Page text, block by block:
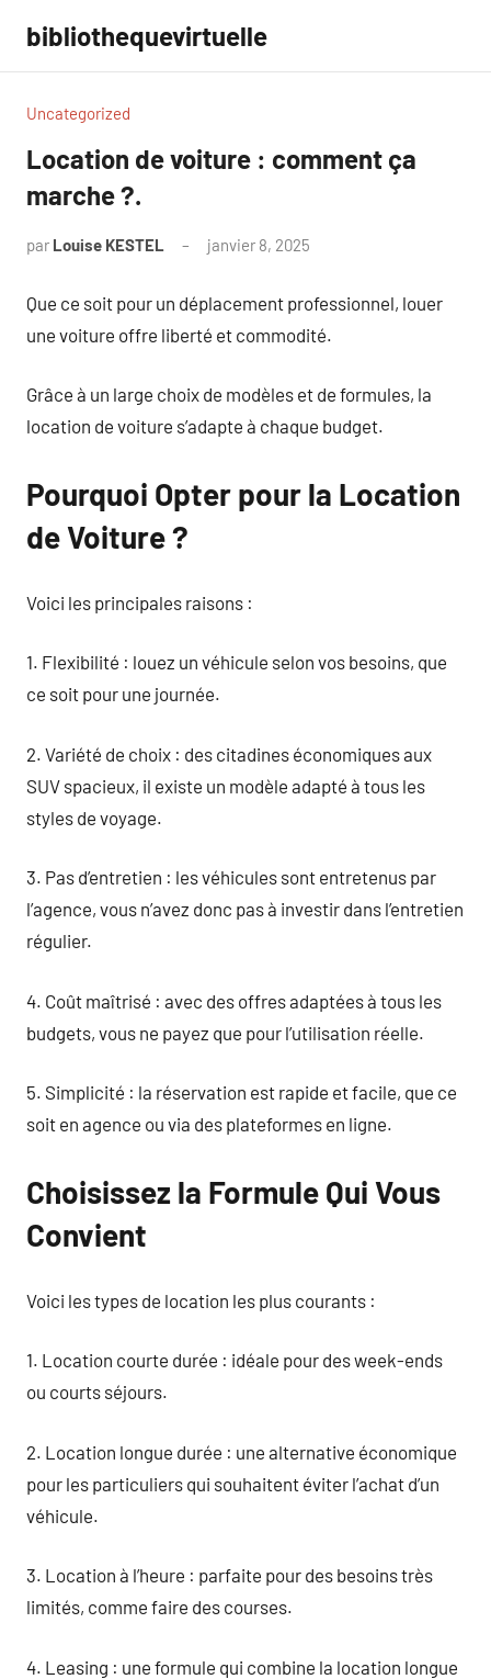
contenu
bibliothequevirtuelle
Uncategorized
Location de voiture : comment ça
marche ?.
par Louise KESTEL janvier 8, 2025
Que ce soit pour un déplacement professionnel, louer
une voiture offre liberté et commodité.
Grâce à un large choix de modèles et de formules, la
location de voiture s’adapte à chaque budget.
Pourquoi Opter pour la Location
de Voiture ?
Voici les principales raisons :
1. Flexibilité : louez un véhicule selon vos besoins, que
ce soit pour une journée.
2. Variété de choix : des citadines économiques aux
SUV spacieux, il existe un modèle adapté à tous les
styles de voyage.
3. Pas d’entretien : les véhicules sont entretenus par
l’agence, vous n’avez donc pas à investir dans l’entretien
régulier.
4. Coût maîtrisé : avec des offres adaptées à tous les
budgets, vous ne payez que pour l’utilisation réelle.
5. Simplicité : la réservation est rapide et facile, que ce
soit en agence ou via des plateformes en ligne.
Choisissez la Formule Qui Vous
Convient
Voici les types de location les plus courants :
1. Location courte durée : idéale pour des week-ends
ou courts séjours.
2. Location longue durée : une alternative économique
pour les particuliers qui souhaitent éviter l’achat d’un
véhicule.
3. Location à l’heure : parfaite pour des besoins très
limités, comme faire des courses.
4. Leasing : une formule qui combine la location longue